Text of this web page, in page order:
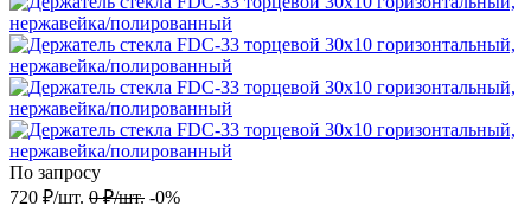
По запросу
720 ₽/шт. 0 ₽/шт. -0%